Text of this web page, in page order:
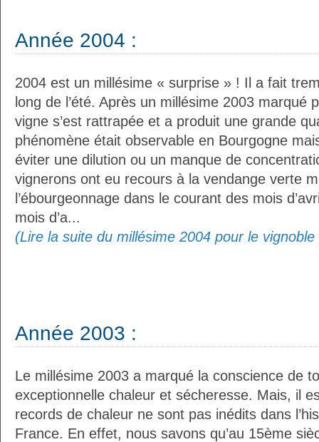
Année 2004 :
2004 est un millésime « surprise » ! Il a fait
long de l’été. Après un millésime 2003 marqué
vigne s’est rattrapée et a produit une grande
phénomène était observable en Bourgogne
éviter une dilution ou un manque de
vignerons ont eu recours à la vendange verte
l’ébourgeonnage dans le courant des mois
mois d’a...
(Lire la suite du millésime 2004 pour le
Année 2003 :
Le millésime 2003 a marqué la conscience de
exceptionnelle chaleur et sécheresse. Mais, il
records de chaleur ne sont pas inédits dans
France. En effet, nous savons qu’au 15ème